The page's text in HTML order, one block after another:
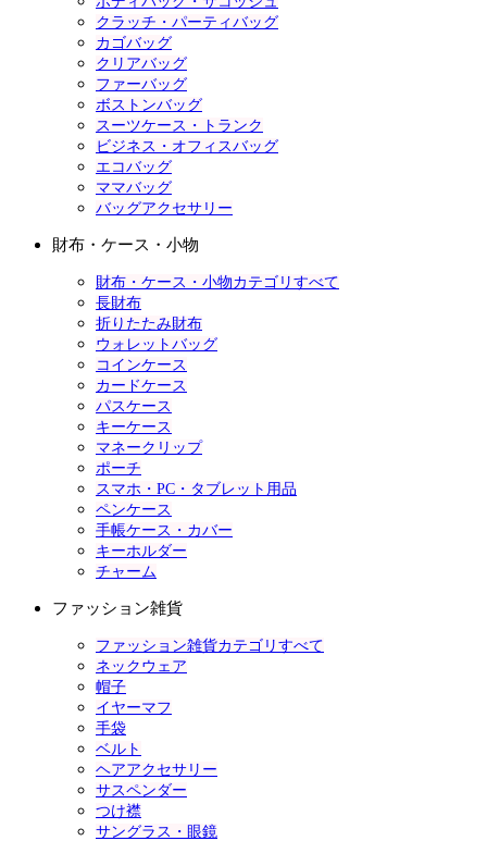
クラッチ・パーティバッグ
カゴバッグ
クリアバッグ
ファーバッグ
ボストンバッグ
スーツケース・トランク
ビジネス・オフィスバッグ
エコバッグ
ママバッグ
バッグアクセサリー
財布・ケース・小物
財布・ケース・小物カテゴリすべて
長財布
折りたたみ財布
ウォレットバッグ
コインケース
カードケース
パスケース
キーケース
マネークリップ
ポーチ
スマホ・PC・タブレット用品
ペンケース
手帳ケース・カバー
キーホルダー
チャーム
ファッション雑貨
ファッション雑貨カテゴリすべて
ネックウェア
帽子
イヤーマフ
手袋
ベルト
ヘアアクセサリー
サスペンダー
つけ襟
サングラス・眼鏡